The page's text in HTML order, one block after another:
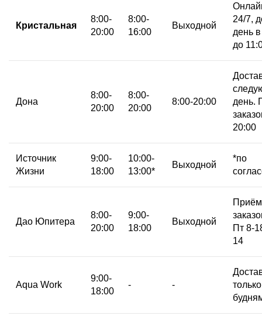
Кристальная
8:00-
20:00
8:00-
16:00
Выходной
24/7,
день
до
Дона
8:00-
20:00
8:00-
20:00
8:00-20:00
день.
20:00
Источник
Жизни
9:00-
18:00
10:00-
13:00*
Выходной
*по
Дао Юпитера
8:00-
20:00
9:00-
18:00
Выходной
Приём
Пт 8-
14
Aqua Work
9:00-
18:00
- -